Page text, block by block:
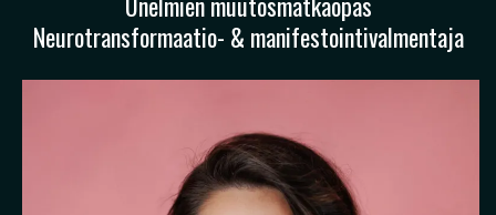
Neurotransformaatio- & manifestointivalmentaja